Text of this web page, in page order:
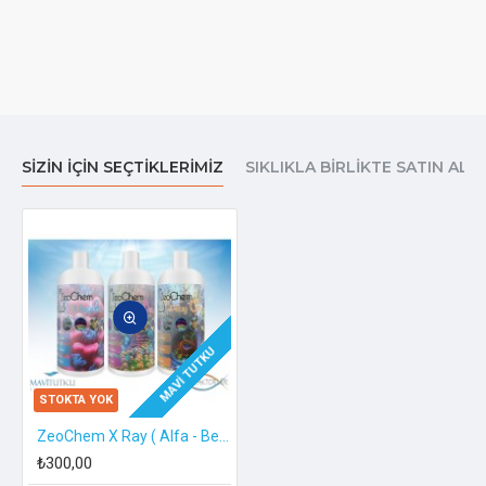
Akvaryumdaki temel biyokimyasal süreçleri
desteklemek için magnezyum ve karbon
dioksit kombinasyonu içerir
•
Mercanların ve kalkerli mercan alglerinin
hızlandırılmış iskelet büyümesi için
magnezyum sağlar
SIZIN İÇIN SEÇTIKLERIMIZ SIKLIKLA BIRLIKTE SATIN
MAVI TUTKU
STOKTA YOK
ZeoChem X Ray ( Alfa - Beta - Gama) | 1000 ml
₺300,00